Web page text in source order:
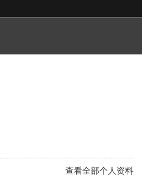
查看全部个人资料